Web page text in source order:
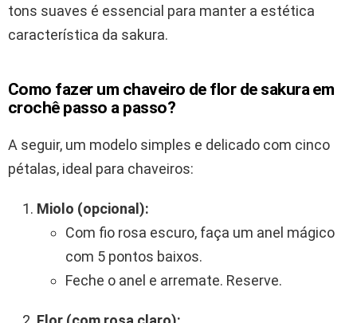
tons suaves é essencial para manter a estética
característica da sakura.
Como fazer um chaveiro de flor de sakura em
crochê passo a passo?
A seguir, um modelo simples e delicado com cinco
pétalas, ideal para chaveiros:
Miolo (opcional):
Com fio rosa escuro, faça um anel mágico
com 5 pontos baixos.
Feche o anel e arremate. Reserve.